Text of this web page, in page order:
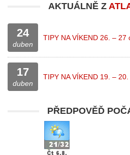
AKTUÁLNĚ Z
24
duben
TIPY NA VÍKEND 26. – 27
17
duben
TIPY NA VÍKEND 19. –
PŘEDPOVĚĎ